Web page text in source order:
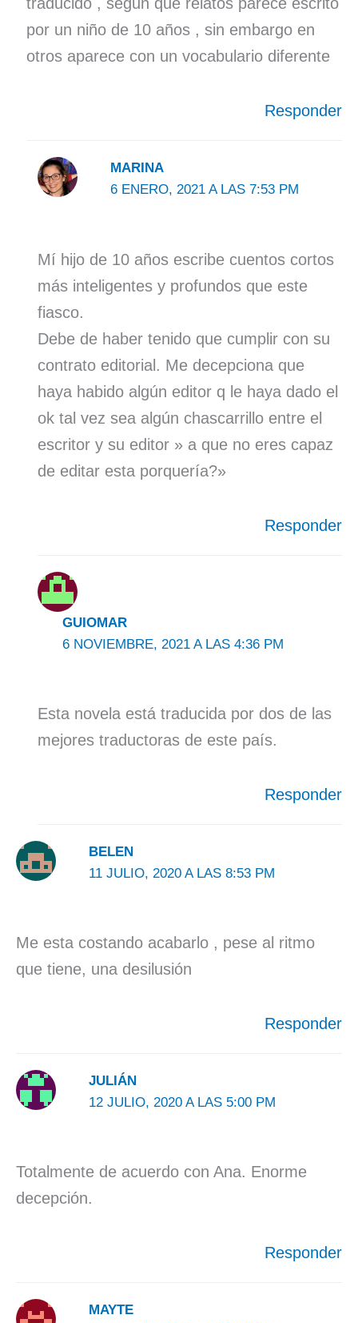
traducido , segun que relatos parece escrito
por un niño de 10 años , sin embargo en
otros aparece con un vocabulario diferente
Responder
MARINA
6 ENERO, 2021 A LAS 7:53 PM
Mí hijo de 10 años escribe cuentos cortos
más inteligentes y profundos que este
fiasco.
Debe de haber tenido que cumplir con su
contrato editorial. Me decepciona que
haya habido algún editor q le haya dado el
ok tal vez sea algún chascarrillo entre el
escritor y su editor » a que no eres capaz
de editar esta porquería?»
Responder
GUIOMAR
6 NOVIEMBRE, 2021 A LAS 4:36 PM
Esta novela está traducida por dos de las
mejores traductoras de este país.
Responder
BELEN
11 JULIO, 2020 A LAS 8:53 PM
Me esta costando acabarlo , pese al ritmo
que tiene, una desilusión
Responder
JULIÁN
12 JULIO, 2020 A LAS 5:00 PM
Totalmente de acuerdo con Ana. Enorme
decepción.
Responder
MAYTE